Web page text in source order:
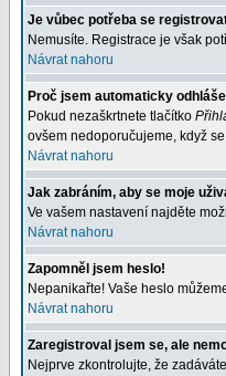
Je vůbec potřeba se
Nemusíte. Registrace je však
Návrat nahoru
Proč jsem automaticky
Pokud nezaškrtnete tlačítko
ovšem nedoporučujeme, když
Návrat nahoru
Jak zabráním, aby se moje
Ve vašem nastavení najděte
Návrat nahoru
Zapomněl jsem heslo!
Nepanikařte! Vaše heslo
Návrat nahoru
Zaregistroval jsem se, ale
Nejprve zkontrolujte, že